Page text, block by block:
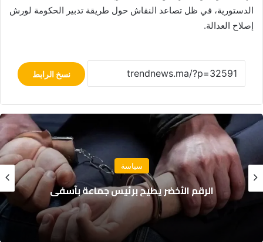
الدستورية، في ظل تصاعد النقاش حول طريقة تدبير الحكومة لورش
إصلاح العدالة.
نسخ الرابط
جماعة بآسفي بعد أحداث سبتة: إسبانيا
تعليق